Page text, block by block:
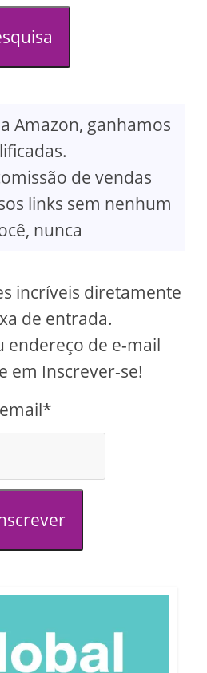
e
o
Amazon, ganhamos
de vendas
links sem nenhum
nunca
incríveis diretamente
de entrada.
endereço de e-mail
em Inscrever-se!